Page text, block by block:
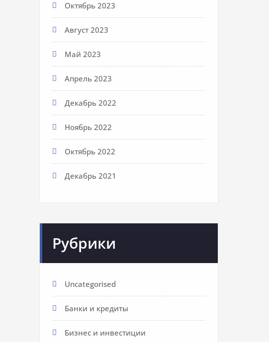
Октябрь 2023
Август 2023
Май 2023
Апрель 2023
Декабрь 2022
Ноябрь 2022
Октябрь 2022
Декабрь 2021
Рубрики
Uncategorised
Банки и кредиты
Бизнес и инвестиции